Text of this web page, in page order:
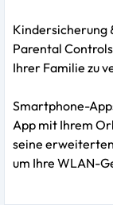
Kindersicherung
Parental
Ihrer Familie zu
Smartphone-
App mit Ihrem
seine
um Ihre WLAN-